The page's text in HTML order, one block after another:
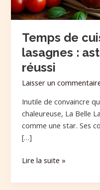
Temps de
lasagnes :
réussi
Laisser un
Inutile de convaincre
chaleureuse, La Belle
comme une star. Ses
[…]
un
plat
Lire la suite »